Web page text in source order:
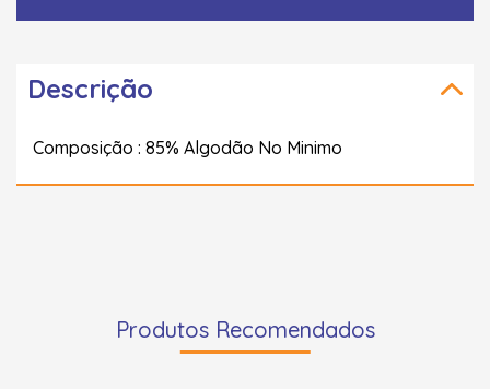
Descrição
Composição : 85% Algodão No Minimo
Produtos Recomendados